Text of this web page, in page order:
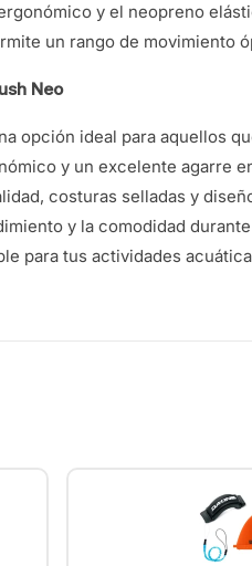
y el neopreno
un rango de movimiento
Neo
opción ideal para aquellos
y un excelente agarre
costuras selladas y
y la comodidad
para tus actividades